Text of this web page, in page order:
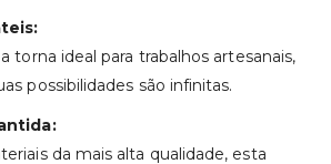
torna ideal para trabalhos artesanais,
possibilidades são infinitas.
da mais alta qualidade, esta